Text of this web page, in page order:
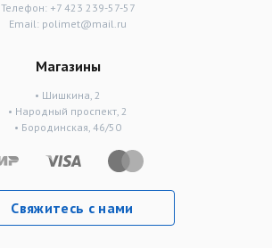
Телефон: +7 423 239-57-57
Email: polimet@mail.ru
Магазины
• Шишкина, 2
• Народный проспект, 2
• Бородинская, 46/50
Свяжитесь с нами